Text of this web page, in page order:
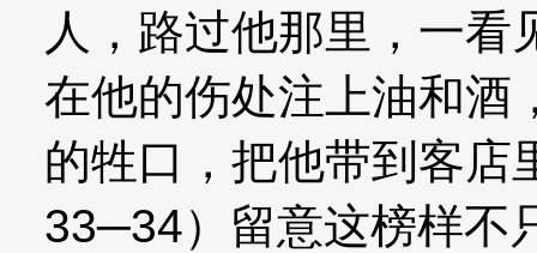
人，路过他那里，一
在他的伤处注上油和酒
的牲口，把他带到客店
33─34）留意这榜样不